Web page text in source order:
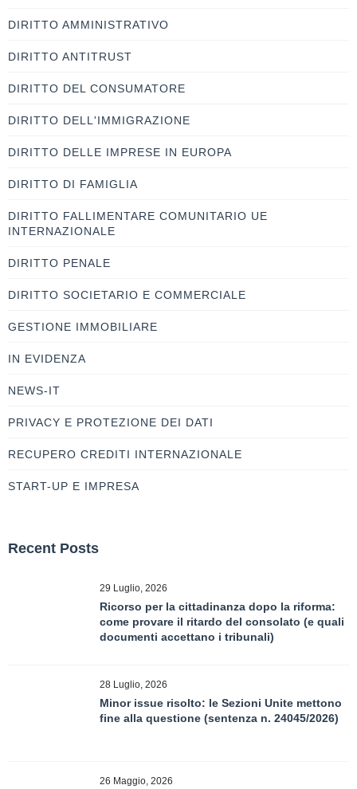
DIRITTO AMMINISTRATIVO
DIRITTO ANTITRUST
DIRITTO DEL CONSUMATORE
DIRITTO DELL'IMMIGRAZIONE
DIRITTO DELLE IMPRESE IN EUROPA
DIRITTO DI FAMIGLIA
DIRITTO FALLIMENTARE COMUNITARIO UE
INTERNAZIONALE
DIRITTO PENALE
DIRITTO SOCIETARIO E COMMERCIALE
GESTIONE IMMOBILIARE
IN EVIDENZA
NEWS-IT
PRIVACY E PROTEZIONE DEI DATI
RECUPERO CREDITI INTERNAZIONALE
START-UP E IMPRESA
Recent Posts
29 Luglio, 2026
Ricorso per la cittadinanza dopo la riforma:
come provare il ritardo del consolato (e quali
documenti accettano i tribunali)
28 Luglio, 2026
Minor issue risolto: le Sezioni Unite mettono
fine alla questione (sentenza n. 24045/2026)
26 Maggio, 2026